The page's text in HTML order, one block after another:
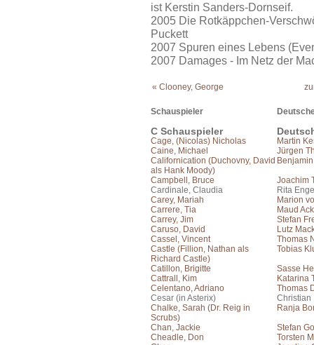
ist Kerstin Sanders-Dornseif.
2005 Die Rotkäppchen-
Puckett
2007 Spuren eines Lebens
2007 Damages - Im Netz der
« Clooney, George
Schauspieler
C Schauspieler
Cage, (Nicolas) Nicholas
Martin
Caine, Michael
Jürgen
Californication (Duchovny, David
als Hank Moody)
Campbell, Bruce
Joachim
Cardinale, Claudia
Rita
Carey, Mariah
Marion
Carrere, Tia
Maud
Carrey, Jim
Stefan
Caruso, David
Lutz
Cassel, Vincent
Thomas
Castle (Fillion, Nathan als
Richard Castle)
Tobias
Catillon, Brigitte
Sasse
Cattrall, Kim
Katarina
Celentano, Adriano
Thomas
Cesar (in Asterix)
Christian
Chalke, Sarah (Dr. Reig in
Scrubs)
Ranja
Chan, Jackie
Stefan
Cheadle, Don
Torsten